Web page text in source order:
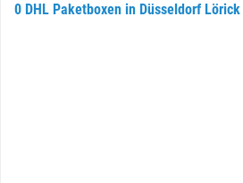
0 DHL Paketboxen in Düsseldorf